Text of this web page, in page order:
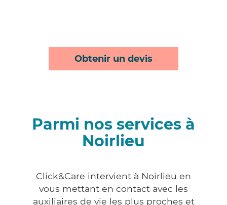
Obtenir un devis
Parmi nos services à
Noirlieu
Click&Care intervient à Noirlieu en
vous mettant en contact avec les
auxiliaires de vie les plus proches et